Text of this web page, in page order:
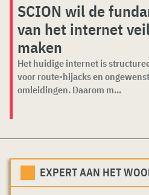
SCION wil de
van het internet
maken
Het huidige internet is
voor route-hijacks en
omleidingen. Daarom m...
EXPERT AAN HET